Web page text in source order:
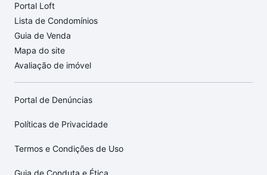
Portal Loft
Lista de Condomínios
Guia de Venda
Mapa do site
Avaliação de imóvel
Portal de Denúncias
Políticas de Privacidade
Termos e Condições de Uso
Guia de Conduta e Ética